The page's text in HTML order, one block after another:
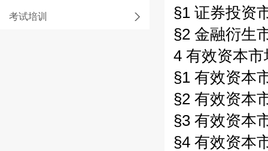
考试培训
§1 证券投资
§2 金融衍生
4 有效资本市
§1 有效资本
§2 有效资本
§3 有效资本
§4 有效资本